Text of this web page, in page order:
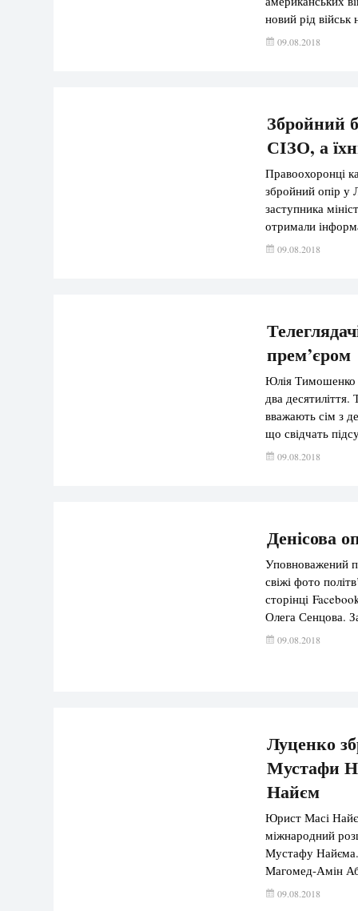
новий рід військ
в умовах
09.08.2018
Збройний
СІЗО, а
Правоохоронці
збройний опір у
заступника
отримали
утримуються в
09.08.2018
прем’єром
Юлія Тимошенко
два
вважають сім з
що свідчать
популярністю з
09.08.2018
Денісова
Уповноважений
свіжі фото
сторінці
Олега Сенцова.
телевізор,
09.08.2018
Луценко
Мустафи
Найєм
Юрист Масі
міжнародний
Мустафу Найєма.
Магомед-Амін
вилетів в
09.08.2018